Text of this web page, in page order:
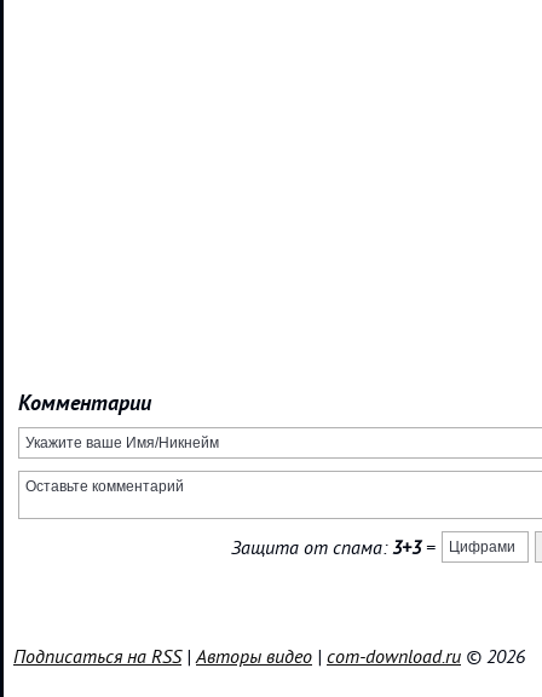
Комментарии
Защита от спама:3+3=
Подписаться на RSS|Авторы видео | com-download.ru © 2026